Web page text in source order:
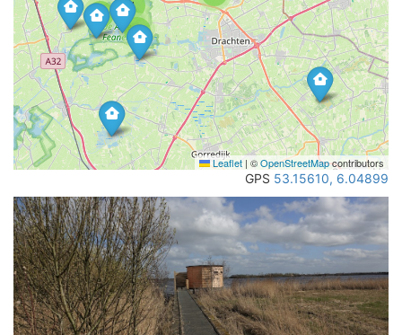
3
2
4
Leaflet | ©OpenStreetMapcontributors
GPS 53.15610, 6.04899